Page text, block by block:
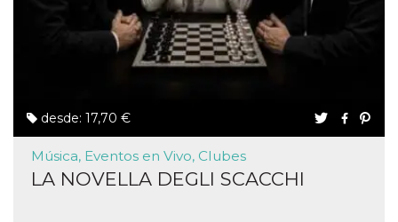
desde: 17,70 €
Música, Eventos en Vivo, Clubes
LA NOVELLA DEGLI SCACCHI